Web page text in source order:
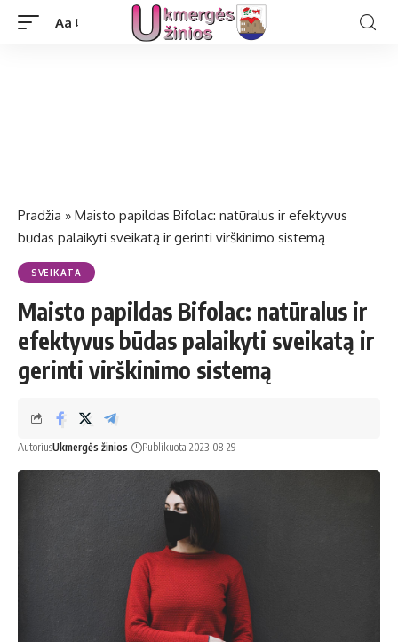
Aa
Pradžia » Maisto papildas Bifolac: natūralus ir efektyvus
būdas palaikyti sveikatą ir gerinti virškinimo sistemą
SVEIKATA
Maisto papildas Bifolac: natūralus ir
efektyvus būdas palaikyti sveikatą ir
gerinti virškinimo sistemą
AutoriusUkmergės žinios Publikuota 2023-08-29